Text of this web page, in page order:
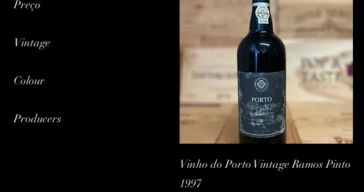
Preço
€ 90
Vintage
1959
Colour
Producers
Visualização rápida
Vinho do Porto Vintage Ramos Pinto
1997